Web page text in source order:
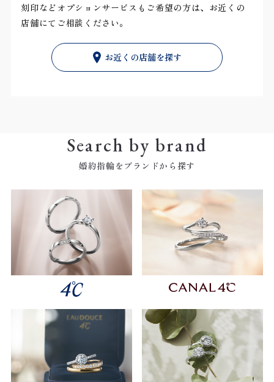
刻印などオプションサービスもご希望の方は、お近くの
店舗にてご相談ください。
お近くの店舗を探す
Search by brand
婚約指輪をブランドから探す